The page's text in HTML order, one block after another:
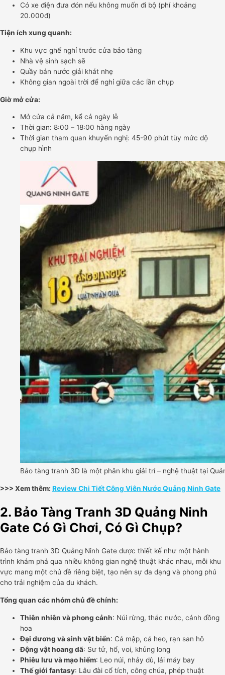
Có xe điện đưa đón nếu không muốn đi bộ (phí khoảng
20.000đ)
Tiện ích xung quanh:
Khu vực ghế nghỉ trước cửa bảo tàng
Nhà vệ sinh sạch sẽ
Quầy bán nước giải khát nhẹ
Không gian ngoài trời để nghỉ giữa các lần chụp
Giờ mở cửa:
Mở cửa cả năm, kể cả ngày lễ
Thời gian: 8:00 – 18:00 hàng ngày
Thời gian tham quan khuyến nghị: 45-90 phút tùy mức độ
chụp hình
Bảo tàng tranh 3D là một phân khu giải trí – nghệ thuật tại
>>> Xem thêm: Review Chi Tiết Công Viên Nước Quảng Ninh Gate
2. Bảo Tàng Tranh 3D Quảng Ninh
Gate Có Gì Chơi, Có Gì Chụp?
Bảo tàng tranh 3D Quảng Ninh Gate được thiết kế như một hành
trình khám phá qua nhiều không gian nghệ thuật khác nhau, mỗi khu
vực mang một chủ đề riêng biệt, tạo nên sự đa dạng và phong phú
cho trải nghiệm của du khách.
Tổng quan các nhóm chủ đề chính:
Thiên nhiên và phong cảnh: Núi rừng, thác nước, cánh đồng
hoa
Đại dương và sinh vật biển: Cá mập, cá heo, rạn san hô
Động vật hoang dã: Sư tử, hổ, voi, khủng long
Phiêu lưu và mạo hiểm: Leo núi, nhảy dù, lái máy bay
Thế giới fantasy: Lâu đài cổ tích, công chúa, phép thuật